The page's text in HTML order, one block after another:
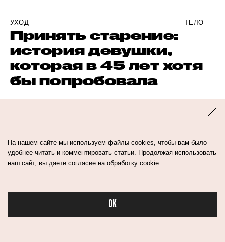
Бьюти в спорте
УХОД ТЕЛО
Принять старение:
история девушки,
которая в 45 лет хотя
бы попробовала
постакне: золотые
правила и топовые
На нашем сайте мы используем файлы cookies, чтобы вам было
удобнее читать и комментировать статьи. Продолжая использовать
наш сайт, вы даете согласие на обработку cookie.
OK